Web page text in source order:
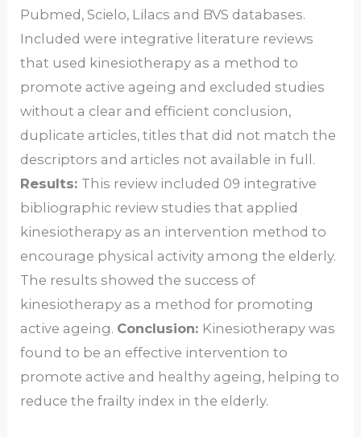
Pubmed, Scielo, Lilacs and BVS databases.
Included were integrative literature reviews
that used kinesiotherapy as a method to
promote active ageing and excluded studies
without a clear and efficient conclusion,
duplicate articles, titles that did not match the
descriptors and articles not available in full.
Results: This review included 09 integrative
bibliographic review studies that applied
kinesiotherapy as an intervention method to
encourage physical activity among the elderly.
The results showed the success of
kinesiotherapy as a method for promoting
active ageing. Conclusion: Kinesiotherapy was
found to be an effective intervention to
promote active and healthy ageing, helping to
reduce the frailty index in the elderly.